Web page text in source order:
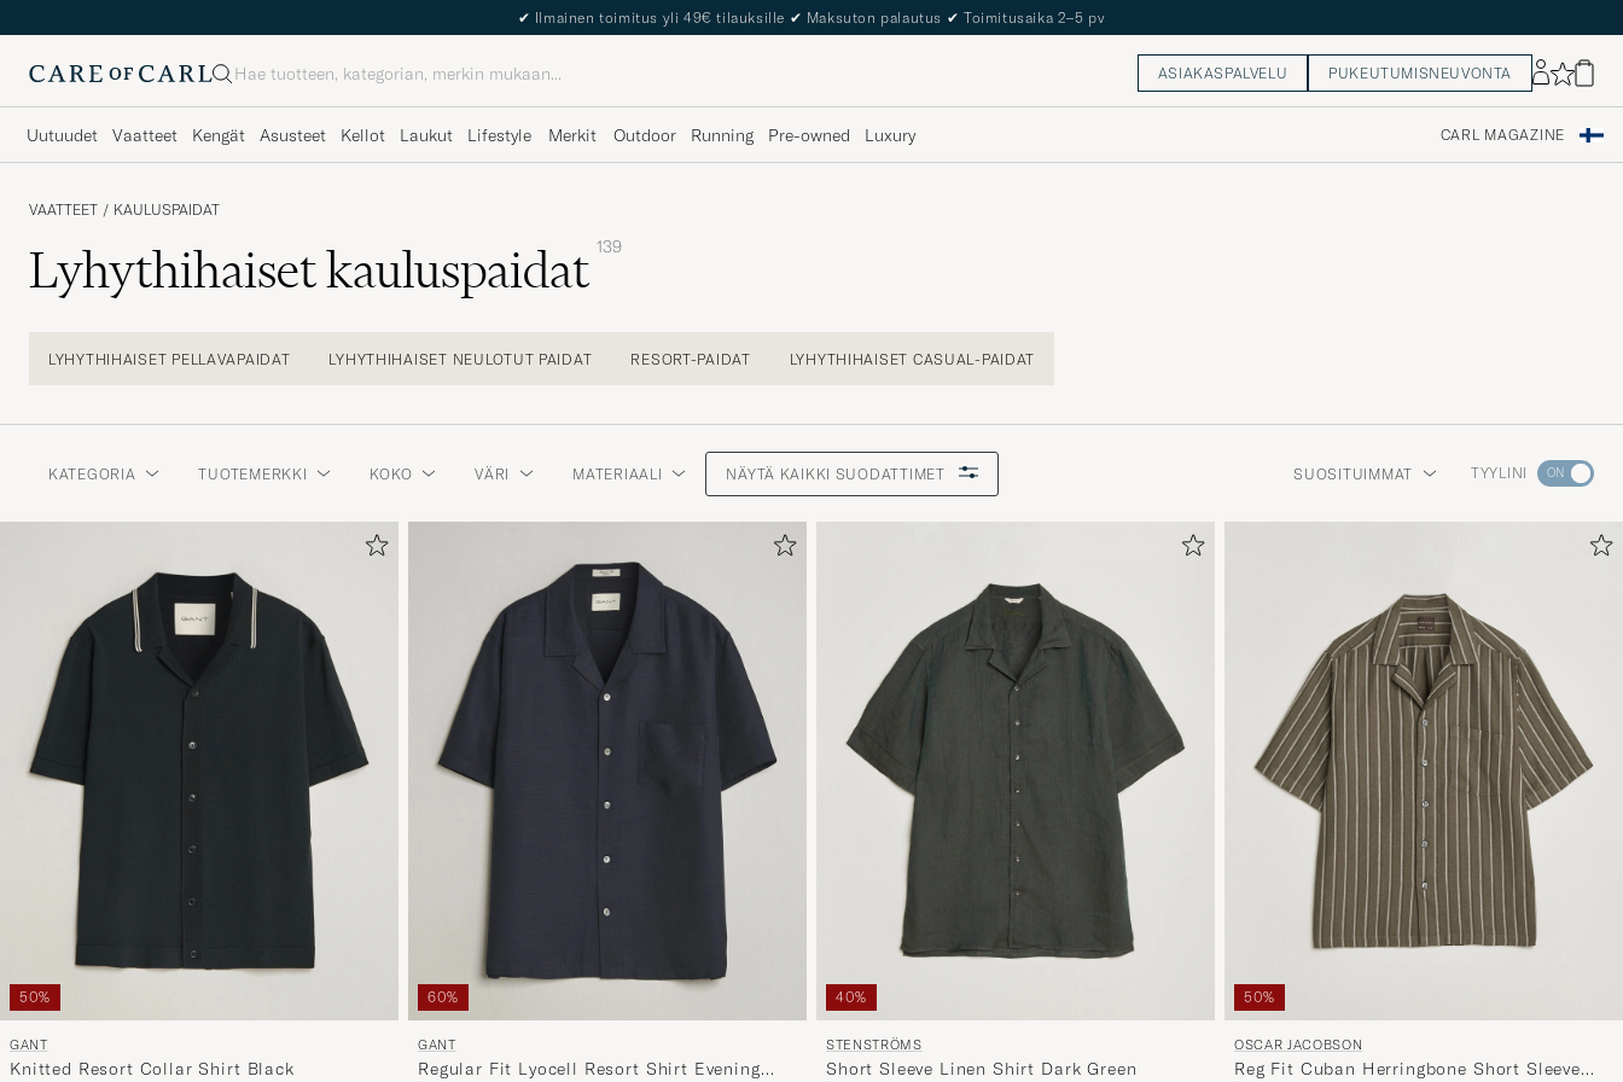
The Care of Carl Passport
Haku ASIAKASPALVELU PUKEUTUMISNEUVONTA
Uutuudet Vaatteet Kengät Asusteet Kellot Laukut Lifestyle Merkit Outdoor Running Pre-owned Luxury CARL MAGAZINE
VAATTEET / KAULUSPAIDAT
Lyhythihaiset kauluspaidat 139
LYHYTHIHAISET PELLAVAPAIDAT LYHYTHIHAISET NEULOTUT PAIDAT RESORT-PAIDAT LYHYTHIHAISET CASUAL-PAIDAT
KATEGORIA TUOTEMERKKI KOKO VÄRI MATERIAALI NÄYTÄ KAIKKI SUODATTIMET SUOSITUIMMAT TYYLINI
Aktivoi
saat
omaan
tyyliisi
sopivan
lajittelun
50%
GANT
Knitted Resort Collar Shirt Black
60%
GANT
Regular Fit Lyocell Resort Shirt Evening
40%
STENSTRÖMS
Short Sleeve Linen Shirt Dark Green
50%
OSCAR JACOBSON
Reg Fit Cuban Herringbone Short Sleeve